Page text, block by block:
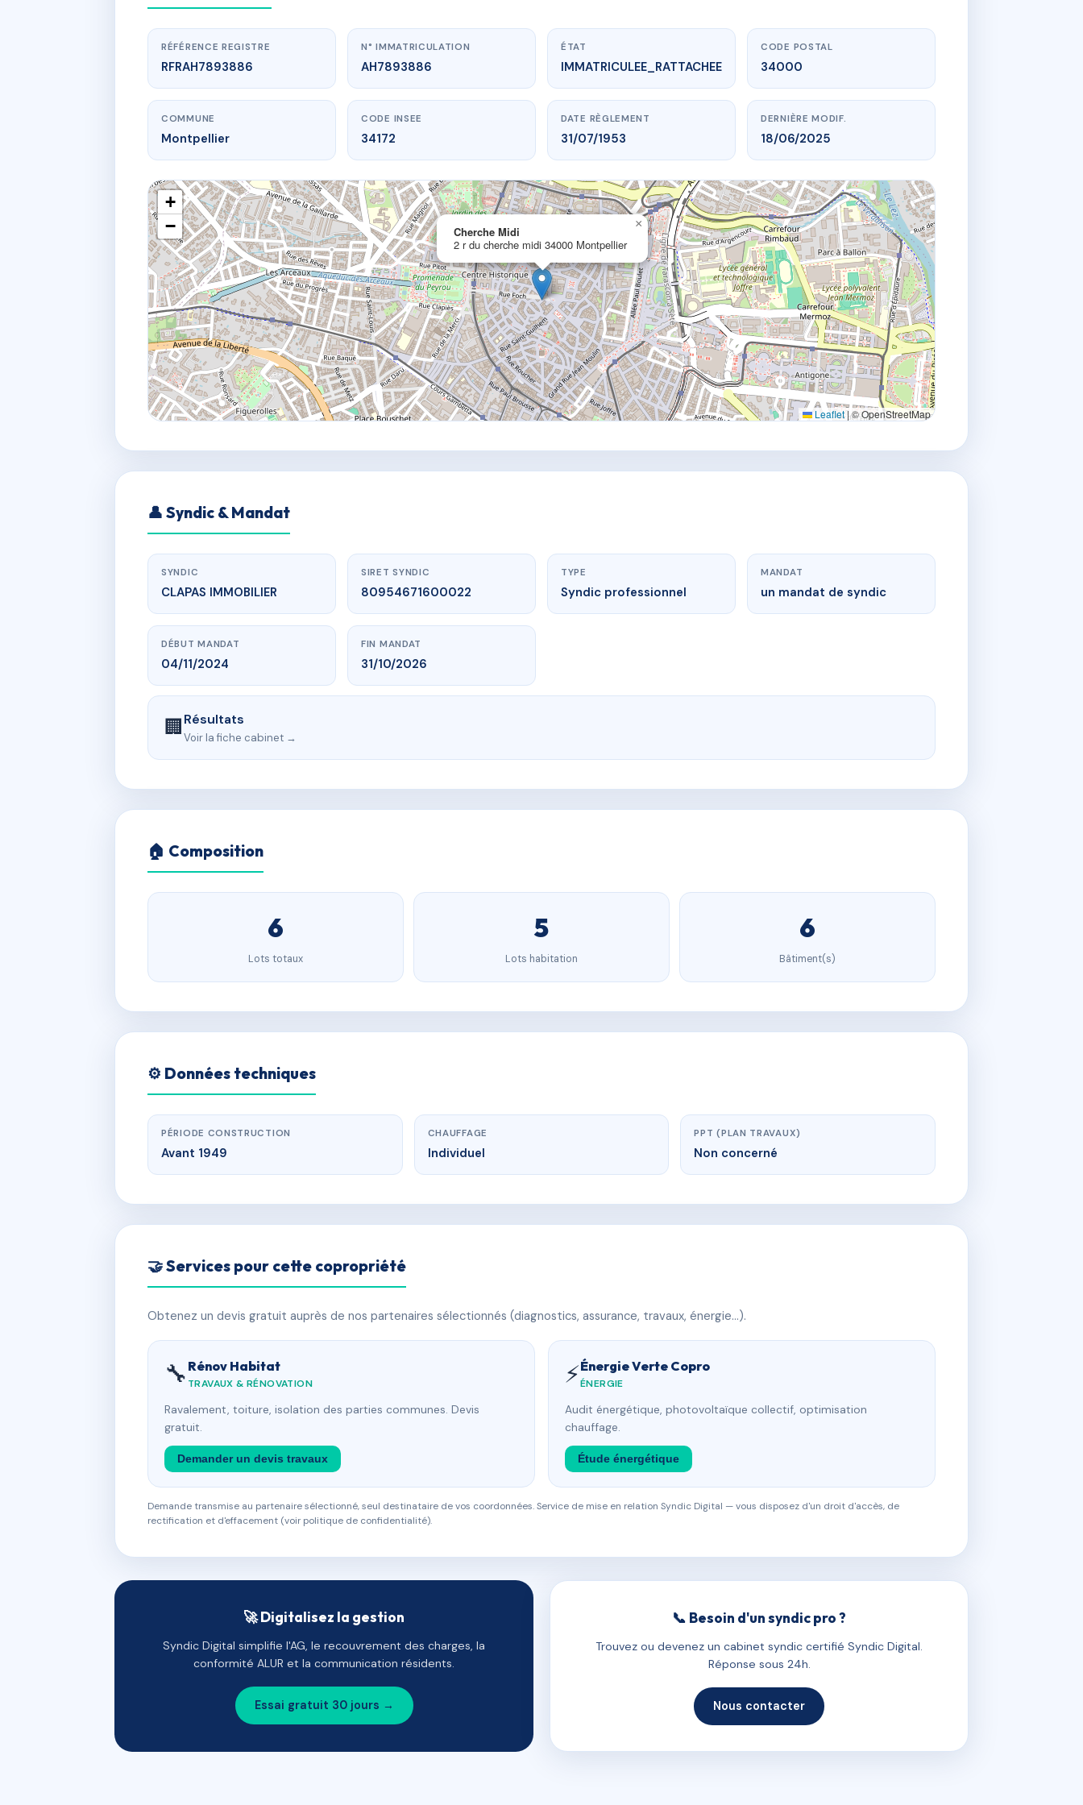
www.vme.plus/AH7893886
Cherche Midi
2 r du cherche midi34000 Montpellier
RÉFÉRENCE REGISTRE
RFRAH7893886
N° IMMATRICULATION
AH7893886
ÉTAT
IMMATRICULEE_RATTACHEE
CODE POSTAL
34000
COMMUNE
Montpellier
CODE INSEE
34172
DATE RÈGLEMENT
31/07/1953
DERNIÈRE MODIF.
18/06/2025
Cherche Midi
2 r du cherche midi 34000 Montpellier
×
+
−
Leaflet|© OpenStreetMap
👤 Syndic & Mandat
SYNDIC
CLAPAS IMMOBILIER
SIRET SYNDIC
80954671600022
TYPE
Syndic professionnel
MANDAT
un mandat de syndic
DÉBUT MANDAT
04/11/2024
FIN MANDAT
31/10/2026
🏢Résultats
Voir la fiche cabinet →
🏠 Composition
6
Lots totaux
5
Lots habitation
6
Bâtiment(s)
⚙️ Données techniques
PÉRIODE CONSTRUCTION
Avant 1949
CHAUFFAGE
Individuel
PPT (PLAN TRAVAUX)
Non concerné
🤝 Services pour cette copropriété
Obtenez un devis gratuit auprès de nos partenaires sélectionnés (diagnostics, assurance, travaux, énergie…).
🔧 Rénov Habitat
TRAVAUX & RÉNOVATION
Ravalement, toiture, isolation des parties communes. Devis
gratuit.
Demander un devis travaux
⚡Énergie Verte Copro
ÉNERGIE
Audit énergétique, photovoltaïque collectif, optimisation
chauffage.
Étude énergétique
Demande transmise au partenaire sélectionné, seul destinataire de vos coordonnées. Service de mise en relation Syndic Digital — vous disposez d'un droit d'accès, de
rectification et d'effacement (voir politique de confidentialité).
🚀 Digitalisez la gestion
Syndic Digital simplifie l'AG, le recouvrement des charges, la
conformité ALUR et la communication résidents.
Essai gratuit 30 jours →
📞 Besoin d'un syndic pro ?
Trouvez ou devenez un cabinet syndic certifié Syndic Digital.
Réponse sous 24h.
Nous contacter